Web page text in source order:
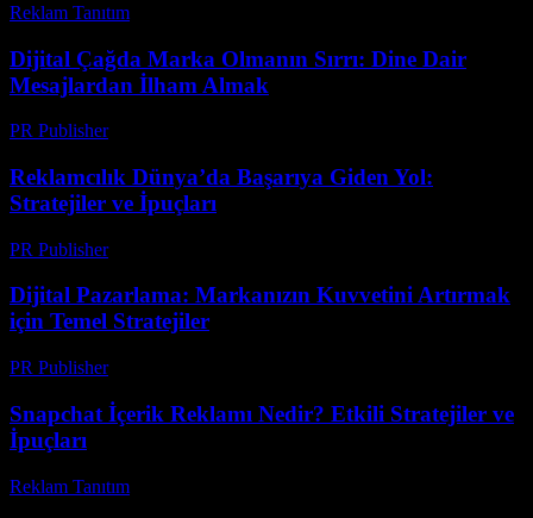
Reklam Tanıtım
Dijital Çağda Marka Olmanın Sırrı: Dine Dair
Mesajlardan İlham Almak
PR Publisher-
Reklamcılık Dünya’da Başarıya Giden Yol:
Stratejiler ve İpuçları
PR Publisher-
Dijital Pazarlama: Markanızın Kuvvetini Artırmak
için Temel Stratejiler
PR Publisher-
Snapchat İçerik Reklamı Nedir? Etkili Stratejiler ve
İpuçları
Reklam Tanıtım